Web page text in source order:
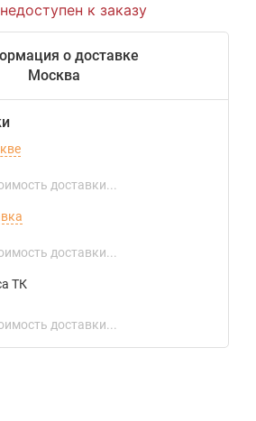
к заказу
о доставке
Москва
доставки...
доставки...
ТК
доставки...